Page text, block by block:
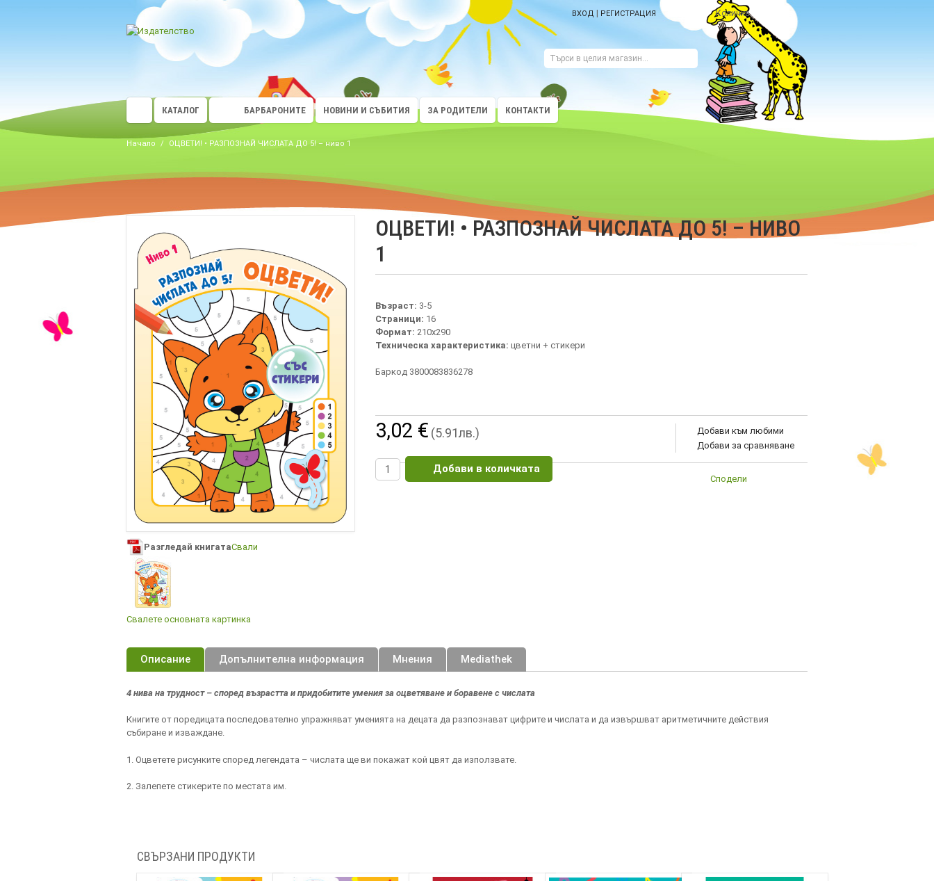
ВХОД | РЕГИСТРАЦИЯ Количка
КАТАЛОГ БАРБАРОНИТЕ НОВИНИ И СЪБИТИЯ ЗА РОДИТЕЛИ КОНТАКТИ
Начало / ОЦВЕТИ! • РАЗПОЗНАЙ ЧИСЛАТА ДО 5! – ниво 1
ОЦВЕТИ! • РАЗПОЗНАЙ ЧИСЛАТА ДО 5! – НИВО
1
Разгледай книгатаСвали
Свалете основната картинка
Възраст: 3-5
Страници: 16
Формат: 210х290
Техническа характеристика: цветни + стикери
Баркод 3800083836278
Добави към любими
Добави за сравняване
3,02 € (5.91лв.)
Добави в количката
Сподели
Описание Допълнителна информация Мнения Mediathek
4 нива на трудност – според възрастта и придобитите умения за оцветяване и боравене с числата
Книгите от поредицата последователно упражняват уменията на децата да разпознават цифрите и числата и да извършват аритметичните действия
събиране и изваждане.
1. Оцветете рисунките според легендата – числата ще ви покажат кой цвят да използвате.
2. Залепете стикерите по местата им.
СВЪРЗАНИ ПРОДУКТИ